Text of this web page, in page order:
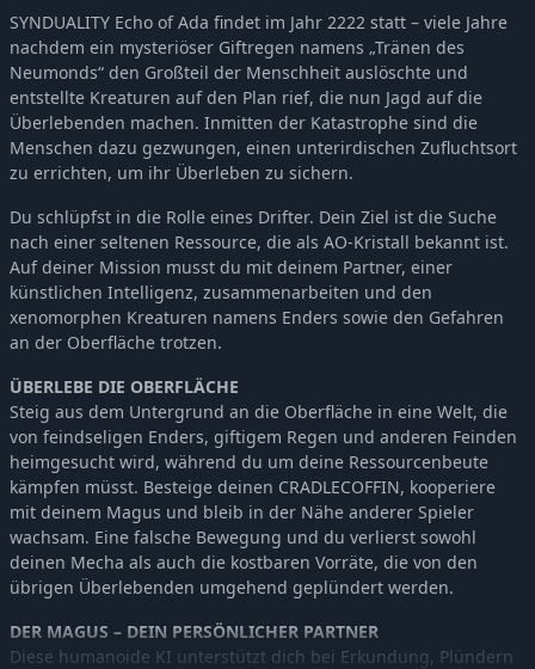
SYNDUALITY Echo of Ada findet im Jahr 2222 statt – viele Jahre
nachdem ein mysteriöser Giftregen namens „Tränen des
Neumonds“ den Großteil der Menschheit auslöschte und
entstellte Kreaturen auf den Plan rief, die nun Jagd auf die
Überlebenden machen. Inmitten der Katastrophe sind die
Menschen dazu gezwungen, einen unterirdischen Zufluchtsort
zu errichten, um ihr Überleben zu sichern.
Du schlüpfst in die Rolle eines Drifter. Dein Ziel ist die Suche
nach einer seltenen Ressource, die als AO-Kristall bekannt ist.
Auf deiner Mission musst du mit deinem Partner, einer
künstlichen Intelligenz, zusammenarbeiten und den
xenomorphen Kreaturen namens Enders sowie den Gefahren
an der Oberfläche trotzen.
ÜBERLEBE DIE OBERFLÄCHE
Steig aus dem Untergrund an die Oberfläche in eine Welt, die
von feindseligen Enders, giftigem Regen und anderen Feinden
heimgesucht wird, während du um deine Ressourcenbeute
kämpfen müsst. Besteige deinen CRADLECOFFIN, kooperiere
mit deinem Magus und bleib in der Nähe anderer Spieler
wachsam. Eine falsche Bewegung und du verlierst sowohl
deinen Mecha als auch die kostbaren Vorräte, die von den
übrigen Überlebenden umgehend geplündert werden.
DER MAGUS – DEIN PERSÖNLICHER PARTNER
Diese humanoide KI unterstützt dich bei Erkundung, Plündern